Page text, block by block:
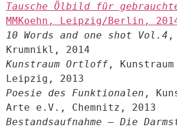
Tausche Ölbild für
MMKoehn, Leipzig/Berlin,
10 Words and one shot Vol.4 ,
Kunstraum Ortloff ,
Poesie des Funktionalen ,
Bestandsaufnahme – Die